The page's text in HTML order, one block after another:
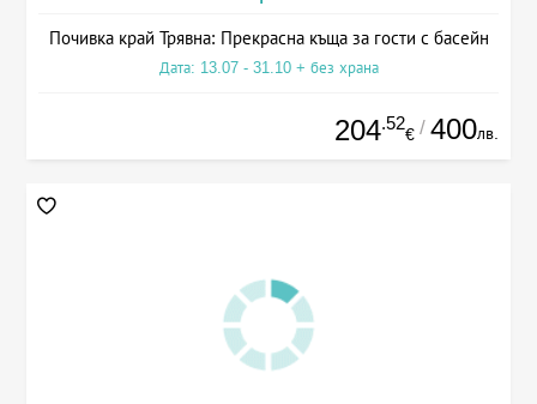
Почивка край Трявна: Прекрасна къща за гости с басейн
Дата: 13.07 - 31.10 + без храна
204.52
€ / 400лв.